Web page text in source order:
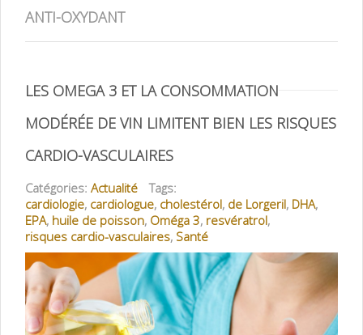
ANTI-OXYDANT
LES OMEGA 3 ET LA CONSOMMATION
MODÉRÉE DE VIN LIMITENT BIEN LES RISQUES
CARDIO-VASCULAIRES
Catégories: Actualité
Tags:
cardiologie, cardiologue, cholestérol, de Lorgeril, DHA,
EPA, huile de poisson, Oméga 3, resvératrol,
risques cardio-vasculaires, Santé